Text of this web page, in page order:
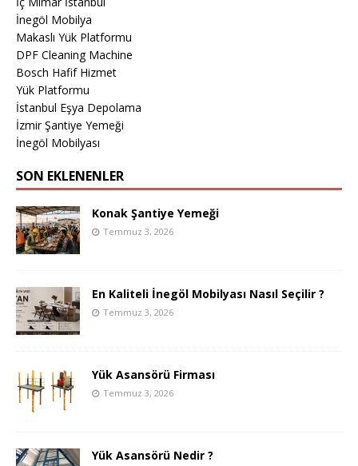
İnegöl Mobilya
Makaslı Yük Platformu
DPF Cleaning Machine
Bosch Hafif Hizmet
Yük Platformu
İstanbul Eşya Depolama
İzmir Şantiye Yemeği
İnegöl Mobilyası
SON EKLENENLER
Konak Şantiye Yemeği
Temmuz 3, 2026
En Kaliteli İnegöl Mobilyası Nasıl Seçilir ?
Temmuz 3, 2026
Yük Asansörü Firması
Temmuz 3, 2026
Yük Asansörü Nedir ?